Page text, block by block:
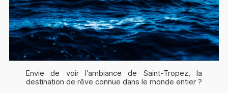
Envie de voir l’ambiance de Saint-Tropez, la
destination de rêve connue dans le monde entier ?